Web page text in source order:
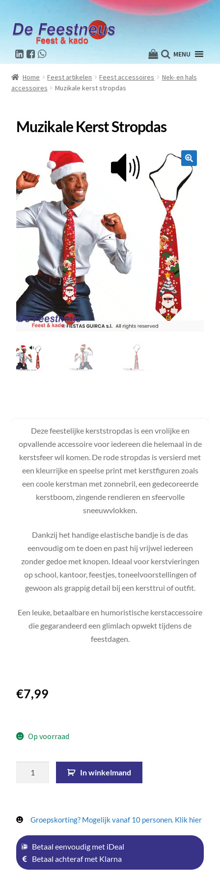
MENU
Home Feest artikelen Feest accessoires
Nek- en hals
accessoires
Muzikale kerst stropdas
Muzikale Kerst Stropdas
🔍
Deze feestelijke kerststropdas is een vrolijke en
opvallende accessoire voor iedereen die helemaal in de
kerstsfeer wil komen. De rode stropdas is versierd met
een kleurrijke en speelse print met kerstfiguren zoals
een coole kerstman met zonnebril, een gedecoreerde
kerstboom, zingende rendieren en sfeervolle
sneeuwvlokken.
Dankzij het handige elastische bandje is de das
eenvoudig om te doen en past hij vrijwel iedereen
zonder gedoe met knopen. Ideaal voor kerstvieringen
op school, kantoor, feestjes, toneelvoorstellingen of
gewoon als grappig detail bij een kersttrui of outfit.
Een leuke, betaalbare en humoristische kerstaccessoire
die gegarandeerd een glimlach opwekt tijdens de
feestdagen.
€7,99
Op voorraad
In winkelmand
Groepskorting? Mogelijk vanaf 10 personen. Klik hier
Betaal eenvoudig met iDeal
Betaal achteraf met Klarna